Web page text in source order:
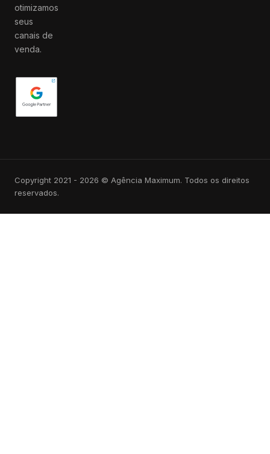
otimizamos
seus
canais de
venda.
Copyright 2021 - 2026 © Agência Maximum. Todos os direitos
reservados.